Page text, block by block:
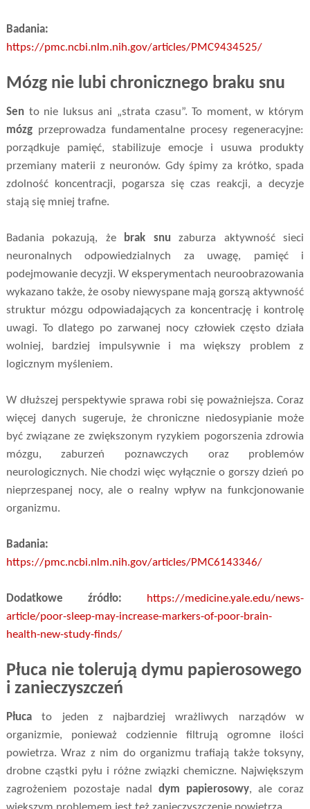
Badania:
https://pmc.ncbi.nlm.nih.gov/articles/PMC9434525/
Mózg nie lubi chronicznego braku snu
Sento nie luksus ani „strata czasu”. To moment, w którym
mózgprzeprowadza fundamentalne procesy regeneracyjne:
porządkuje pamięć, stabilizuje emocje i usuwa produkty
przemiany materii z neuronów. Gdy śpimy za krótko, spada
zdolność koncentracji, pogarsza się czas reakcji, a decyzje
stają się mniej trafne.
Badania pokazują, że brak snu zaburza aktywność sieci
neuronalnych odpowiedzialnych za uwagę, pamięć i
podejmowanie decyzji. W eksperymentach neuroobrazowania
wykazano także, że osoby niewyspane mają gorszą aktywność
struktur mózgu odpowiadających za koncentrację i kontrolę
uwagi. To dlatego po zarwanej nocy człowiek często działa
wolniej, bardziej impulsywnie i ma większy problem z
logicznym myśleniem.
W dłuższej perspektywie sprawa robi się poważniejsza. Coraz
więcej danych sugeruje, że chroniczne niedosypianie może
być związane ze zwiększonym ryzykiem pogorszenia zdrowia
mózgu, zaburzeń poznawczych oraz problemów
neurologicznych. Nie chodzi więc wyłącznie o gorszy dzień po
nieprzespanej nocy, ale o realny wpływ na funkcjonowanie
organizmu.
Badania:
https://pmc.ncbi.nlm.nih.gov/articles/PMC6143346/
Dodatkowe źródło:
https://medicine.yale.edu/news-
article/poor-sleep-may-increase-markers-of-poor-brain-
health-new-study-finds/
Płuca nie tolerują dymu papierosowego
i zanieczyszczeń
Płucato jeden z najbardziej wrażliwych narządów w
organizmie, ponieważ codziennie filtrują ogromne ilości
powietrza. Wraz z nim do organizmu trafiają także toksyny,
drobne cząstki pyłu i różne związki chemiczne. Największym
zagrożeniem pozostaje nadal dym papierosowy, ale coraz